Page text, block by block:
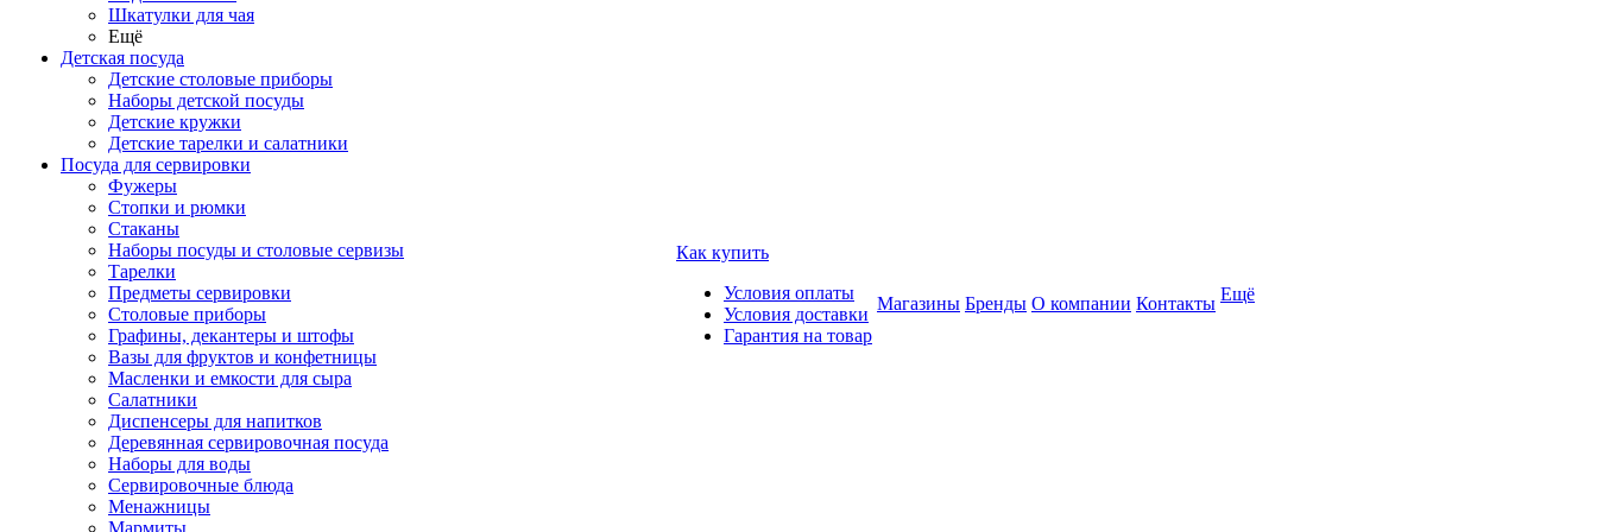
Шкатулки для чая
Ещё
Детская посуда
Детские столовые приборы
Наборы детской посуды
Детские кружки
Детские тарелки и салатники
Посуда для сервировки
Фужеры
Стопки и рюмки
Стаканы
Наборы посуды и столовые сервизы
Тарелки
Предметы сервировки
Столовые приборы
Графины, декантеры и штофы
Вазы для фруктов и конфетницы
Масленки и емкости для сыра
Салатники
Диспенсеры для напитков
Деревянная сервировочная посуда
Наборы для воды
Сервировочные блюда
Менажницы
Мармиты
Как купить
Условия оплаты
Условия доставки
Гарантия на товар
Магазины Бренды О компании Контакты Ещё